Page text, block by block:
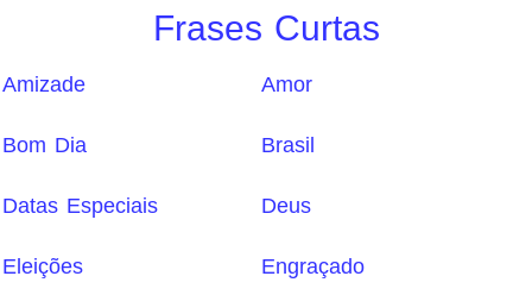
Frases Curtas
Amizade Amor
Bom Dia Brasil
Datas Especiais Deus
Eleições Engraçado